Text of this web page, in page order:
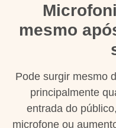
mesmo
Pode surgir mesmo
principalmente
entrada do
microfone ou